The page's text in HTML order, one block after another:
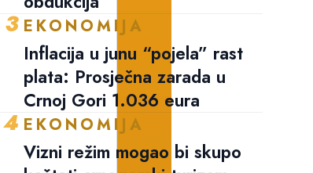
3 EKONOMIJA
Inflacija u junu “pojela” rast
plata: Prosječna zarada u
Crnoj Gori 1.036 eura
4 EKONOMIJA
Vizni režim mogao bi skupo